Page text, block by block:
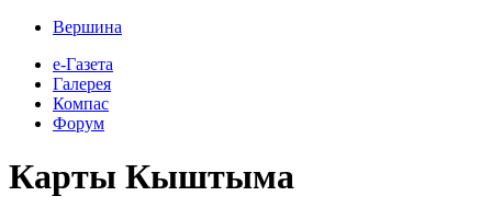
Вершина
е-Газета
Галерея
Компас
Форум
Карты Кыштыма